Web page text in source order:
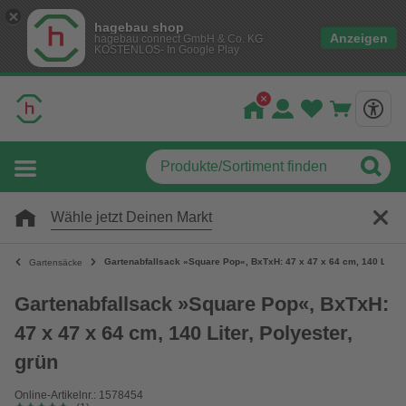
hagebau shop
hagebau connect GmbH & Co. KG
KOSTENLOS- In Google Play
Anzeigen
Wähle jetzt Deinen Markt
Gartensäcke Gartenabfallsack »Square Pop«, BxTxH: 47 x 47 x 64 cm, 140 Liter,
Gartenabfallsack »Square Pop«, BxTxH:
47 x 47 x 64 cm, 140 Liter, Polyester,
grün
Online-Artikelnr.: 1578454